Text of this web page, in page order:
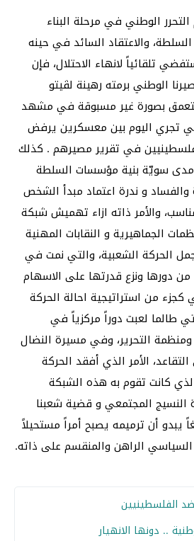
الوطني في مرحلة البناء
والاعتقاد السائد في حينه
تلقائياً لانهاء الاحتلال، فإن
الوطني برمته رهينة لڤيتو
يتعمق بصورة غير مسبوقة في مشهد
التي تجري اليوم بين معسكرين يرفض
في تقرير مصيرهم . كذلك
مدى سويّة بنية مؤسسات السلطة
والفساد و ندرة اعتماد مبدأ الشخص
والأمر ذاته ازاء تهميش شبكة
الجماهيرية و النقابات المهنية
الحركة الشعبية، والتي نمت في
من دورها ونزع قدرتها على الاسهام
كجزء من استراتيجية احالة الحركة
طالما لعبت دوراً مركزياً في
التحرير، وفي مسيرة النضال
الأمر الذي أفقد الحركة
كانت تقوم به هذه الشبكة
المجتمعي و قضية شعبنا
يبدو أن ترميمه يصبح أمراً مستحيلاً
الراهن والمنقسم على ذاته.
الفلسطينيين
.. دونها الانهيار